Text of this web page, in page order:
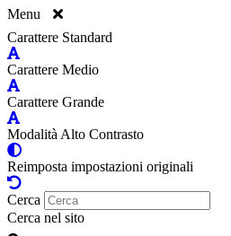
Menu
Carattere Standard
Carattere Medio
Carattere Grande
Modalità Alto Contrasto
Reimposta impostazioni originali
Cerca
Cerca nel sito